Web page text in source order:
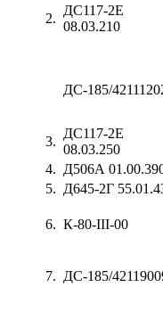
2.
ДС117-2Е
08.03.210
ДС-185/
3.
ДС117-2Е
08.03.250
4. Д506А
5. Д645-2Г
6. К-80-ІІІ-00
7. ДС-185/